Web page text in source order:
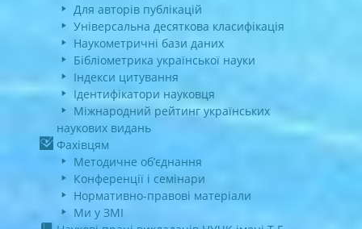
Для авторів публікацій
Універсальна десяткова класифікація
Наукометричні бази даних
Бібліометрика української науки
Індекси цитування
Ідентифікатори науковця
Міжнародний рейтинг українських
наукових видань
Фахівцям
Методичне об’єднання
Конференції і семінари
Нормативно-правові матеріали
Ми у ЗМІ